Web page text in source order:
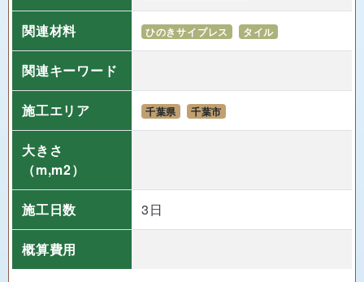
関連材料 ひのきサイプレス タイル
関連キーワード
施工エリア 千葉県 千葉市
大きさ
（m,m2）
施工日数 3日
概算費用